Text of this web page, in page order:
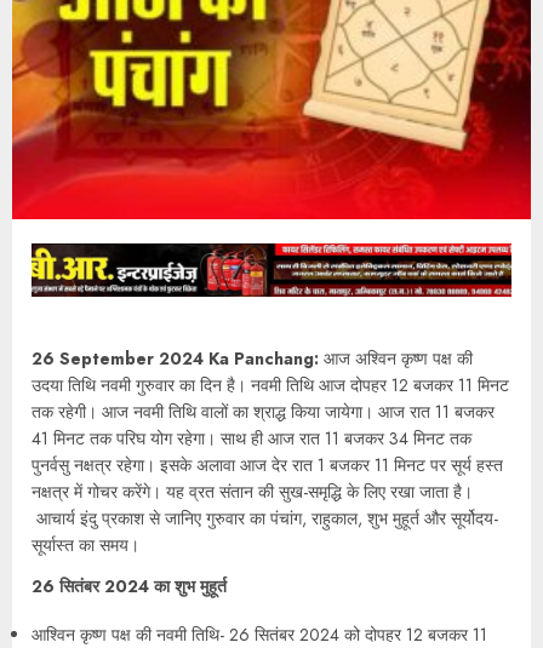
26 September 2024 Ka Panchang: आज अश्विन कृष्ण पक्ष की
उदया तिथि नवमी गुरुवार का दिन है। नवमी तिथि आज दोपहर 12 बजकर 11 मिनट
तक रहेगी। आज नवमी तिथि वालों का श्राद्ध किया जायेगा। आज रात 11 बजकर
41 मिनट तक परिघ योग रहेगा। साथ ही आज रात 11 बजकर 34 मिनट तक
पुनर्वसु नक्षत्र रहेगा। इसके अलावा आज देर रात 1 बजकर 11 मिनट पर सूर्य हस्त
नक्षत्र में गोचर करेंगे। यह व्रत संतान की सुख-समृद्धि के लिए रखा जाता है।
आचार्य इंदु प्रकाश से जानिए गुरुवार का पंचांग, राहुकाल, शुभ मुहूर्त और सूर्योदय-
सूर्यास्त का समय।
26 सितंबर 2024 का शुभ मुहूर्त
आश्विन कृष्ण पक्ष की नवमी तिथि- 26 सितंबर 2024 को दोपहर 12 बजकर 11